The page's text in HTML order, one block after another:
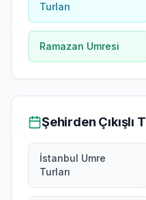
Turları
Ramazan Umresi
Şehirden Çıkışlı
İstanbul Umre
Turları